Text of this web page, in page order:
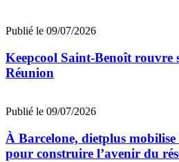
Publié le 09/07/2026
Keepcool Saint-Benoît rouvre
Réunion
Publié le 09/07/2026
À Barcelone, dietplus mobilise
pour construire l’avenir du